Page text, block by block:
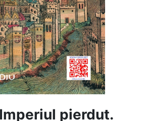
pierdut.